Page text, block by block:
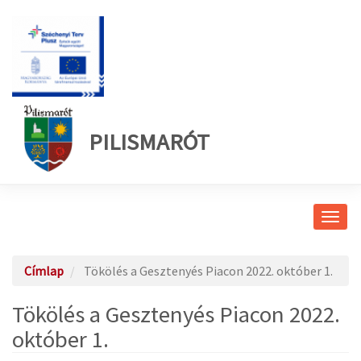
PILISMARÓT
Címlap Tökölés a Gesztenyés Piacon 2022. október 1.
Tökölés a Gesztenyés Piacon 2022.
október 1.